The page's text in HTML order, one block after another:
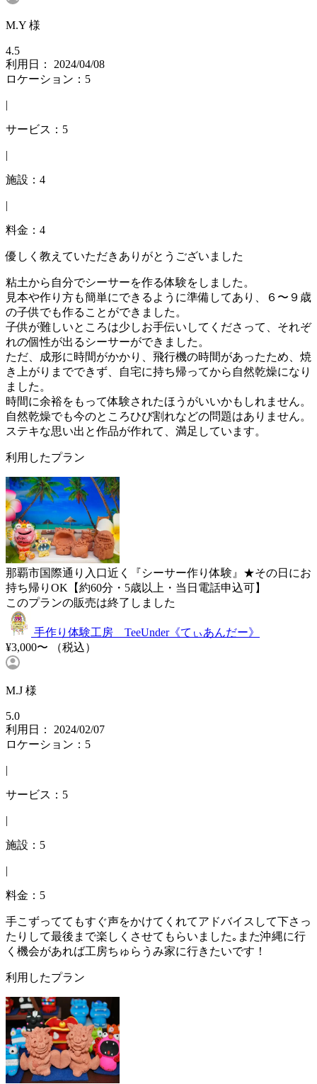
M.Y 様
4.5
利用日： 2024/04/08
ロケーション：5
|
サービス：5
|
施設：4
|
料金：4
優しく教えていただきありがとうございました
粘土から自分でシーサーを作る体験をしました。
見本や作り方も簡単にできるように準備してあり、６〜９歳
の子供でも作ることができました。
子供が難しいところは少しお手伝いしてくださって、それぞ
れの個性が出るシーサーができました。
ただ、成形に時間がかかり、飛行機の時間があったため、焼
き上がりまでできず、自宅に持ち帰ってから自然乾燥になり
ました。
時間に余裕をもって体験されたほうがいいかもしれません。
自然乾燥でも今のところひび割れなどの問題はありません。
ステキな思い出と作品が作れて、満足しています。
利用したプラン
那覇市国際通り入口近く『シーサー作り体験』★その日にお
持ち帰りOK【約60分・5歳以上・当日電話申込可】
このプランの販売は終了しました
手作り体験工房 TeeUnder《てぃあんだー》
¥3,000〜
（税込）
M.J 様
5.0
利用日： 2024/02/07
ロケーション：5
|
サービス：5
|
施設：5
|
料金：5
手こずっててもすぐ声をかけてくれてアドバイスして下さっ
たりして最後まで楽しくさせてもらいました｡また沖縄に行
く機会があれば工房ちゅらうみ家に行きたいです！
利用したプラン